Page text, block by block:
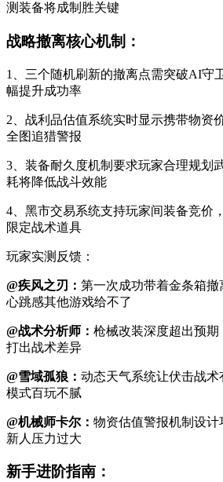
测装备将成制胜关键
战略撤离核心机制：
1、三个随机刷新的撤离点需突破AI守
幅提升成功率
2、战利品估值系统实时显示携带物资
全图追猎警报
3、装备耐久度机制要求玩家合理规划
耗将降低战斗效能
4、黑市交易系统支持玩家间装备竞价
限定战术道具
玩家实测反馈：
@疾风之刃： 第一次成功带着金条箱
心跳感其他游戏给不了
@战术分析师： 枪械改装深度超出预
打出战术差异
@雪域孤狼： 动态天气系统让伏击战
模式百玩不腻
@机械师卡尔： 物资估值警报机制设
新人压力过大
新手进阶指南：